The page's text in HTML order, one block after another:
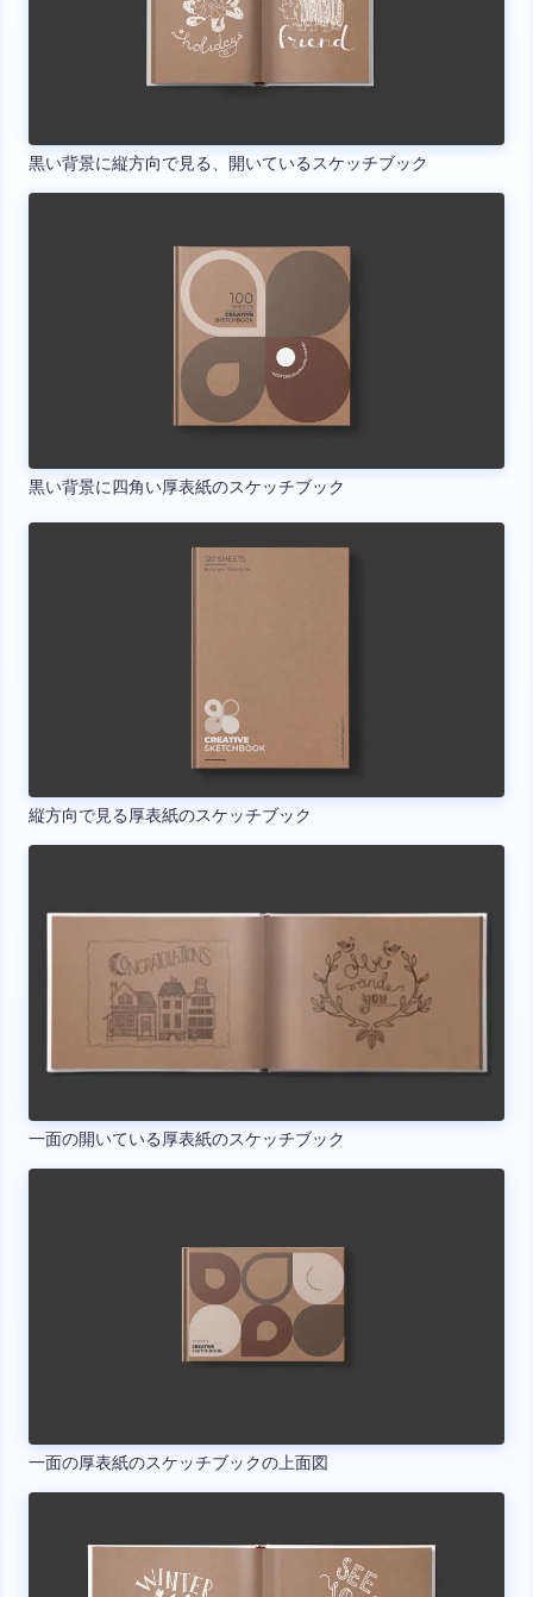
黒い背景に縦方向で見る、開いているスケッチブック
黒い背景に四角い厚表紙のスケッチブック
縦方向で見る厚表紙のスケッチブック
一面の開いている厚表紙のスケッチブック
一面の厚表紙のスケッチブックの上面図